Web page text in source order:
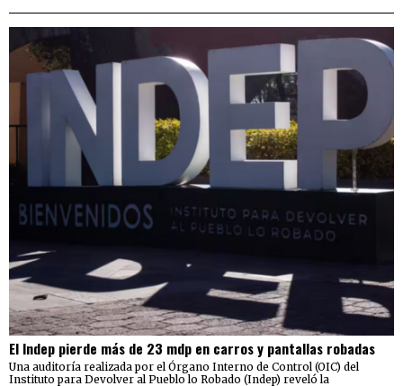
El Indep pierde más de 23 mdp en carros y pantallas robadas
Una auditoría realizada por el Órgano Interno de Control (OIC) del
Instituto para Devolver al Pueblo lo Robado (Indep) reveló la